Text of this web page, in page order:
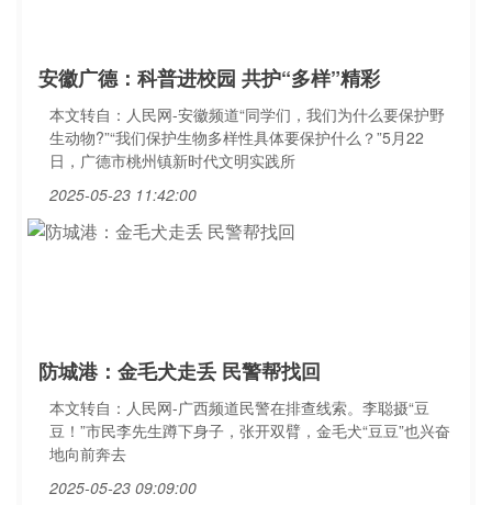
安徽广德：科普进校园 共护“多样”精彩
本文转自：人民网-安徽频道“同学们，我们为什么要保护野
生动物?”“我们保护生物多样性具体要保护什么？”5月22
日，广德市桃州镇新时代文明实践所
2025-05-23 11:42:00
防城港：金毛犬走丢 民警帮找回
本文转自：人民网-广西频道民警在排查线索。李聪摄“豆
豆！”市民李先生蹲下身子，张开双臂，金毛犬“豆豆”也兴奋
地向前奔去
2025-05-23 09:09:00